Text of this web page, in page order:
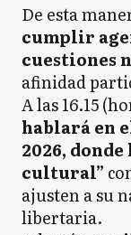
De esta
cumplir
cuestiones
afinidad
A las 16.15
hablará en
2026,
cultural”
ajusten a su
libertaria.